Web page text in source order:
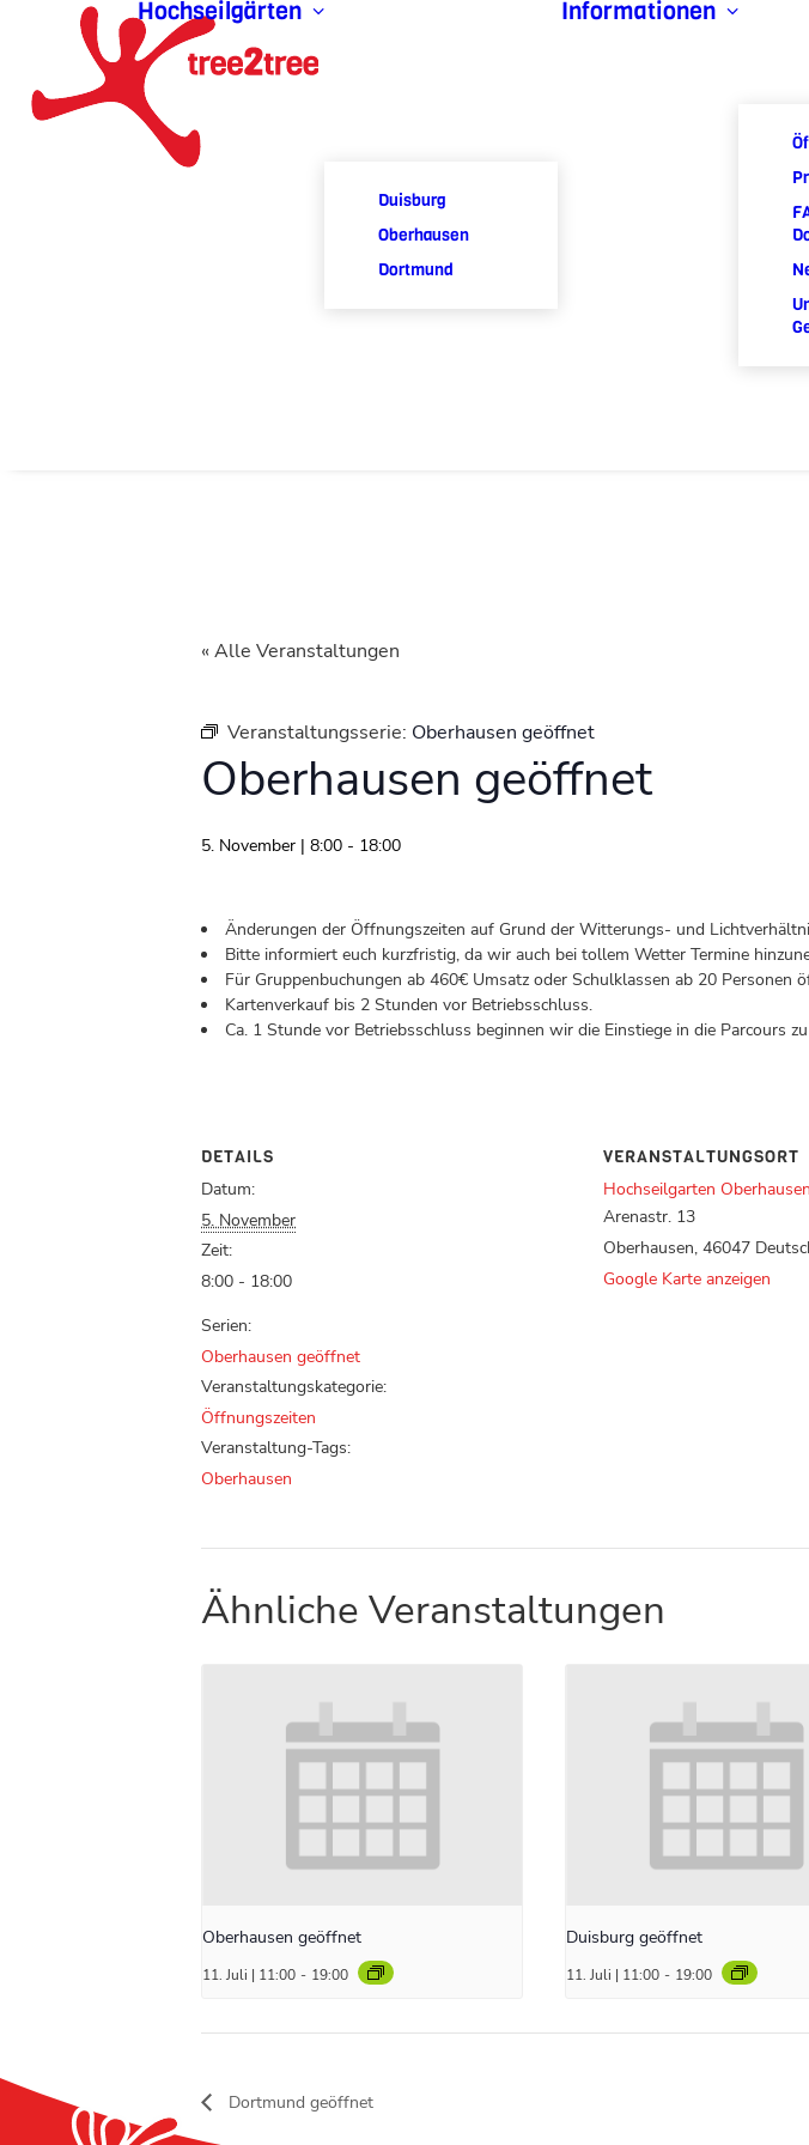
Hochseilgärten
Duisburg
Oberhausen
Dortmund
Informationen
« Alle Veranstaltungen
Veranstaltungsserie: Oberhausen geöffnet
Oberhausen geöffnet
5. November | 8:00 - 18:00
Änderungen der Öffnungszeiten auf Grund der Witterungs- und
Bitte informiert euch kurzfristig, da wir auch bei tollem Wetter Termine
Für Gruppenbuchungen ab 460€ Umsatz oder Schulklassen ab 20
Kartenverkauf bis 2 Stunden vor Betriebsschluss.
Ca. 1 Stunde vor Betriebsschluss beginnen wir die Einstiege in die Parcours
DETAILS
Datum:
5. November
Zeit:
8:00 - 18:00
Serien:
Oberhausen geöffnet
Veranstaltungskategorie:
Öffnungszeiten
Veranstaltung-Tags:
Oberhausen
VERANSTALTUNGSORT
Hochseilgarten Oberhausen
Arenastr. 13
Oberhausen, 46047
Google Karte anzeigen
Ähnliche Veranstaltungen
Oberhausen geöffnet
11. Juli | 11:00 - 19:00
Duisburg geöffnet
11. Juli | 11:00 - 19:00
Dortmund geöffnet